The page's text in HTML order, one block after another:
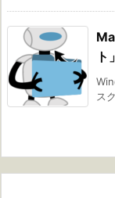
ト」
ス